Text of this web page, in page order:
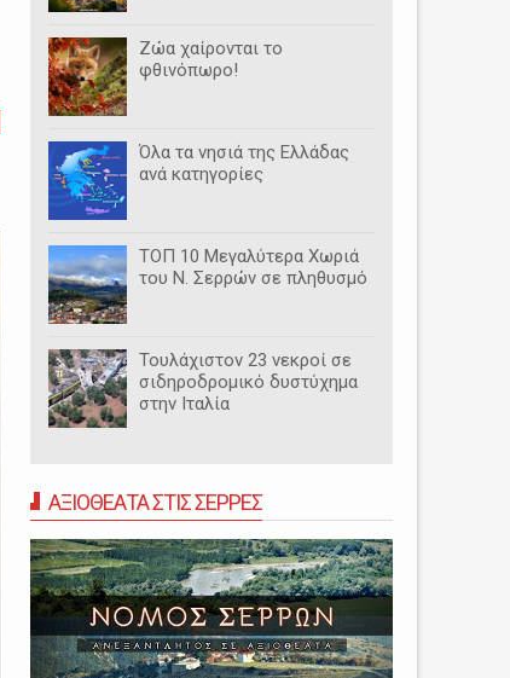
Ζώα χαίρονται το
φθινόπωρο!
Όλα τα νησιά της Ελλάδας
ανά κατηγορίες
ΤΟΠ 10 Μεγαλύτερα Χωριά
του Ν. Σερρών σε πληθυσμό
Τουλάχιστον 23 νεκροί σε
σιδηροδρομικό δυστύχημα
στην Ιταλία
ΑΞΙΟΘΕΑΤΑ ΣΤΙΣ ΣΕΡΡΕΣ